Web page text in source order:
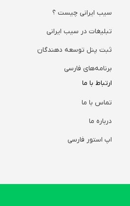
سیب ایرانی چیست ؟
تبلیغات در سیب ایرانی
ثبت پنل توسعه دهندگان
برنامه‌های فارسی
ارتباط با ما
تماس با ما
درباره ما
اپ استور فارسی